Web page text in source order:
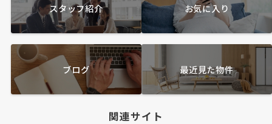
スタッフ紹介 お気に入り
ブログ 最近見た物件
関連サイト